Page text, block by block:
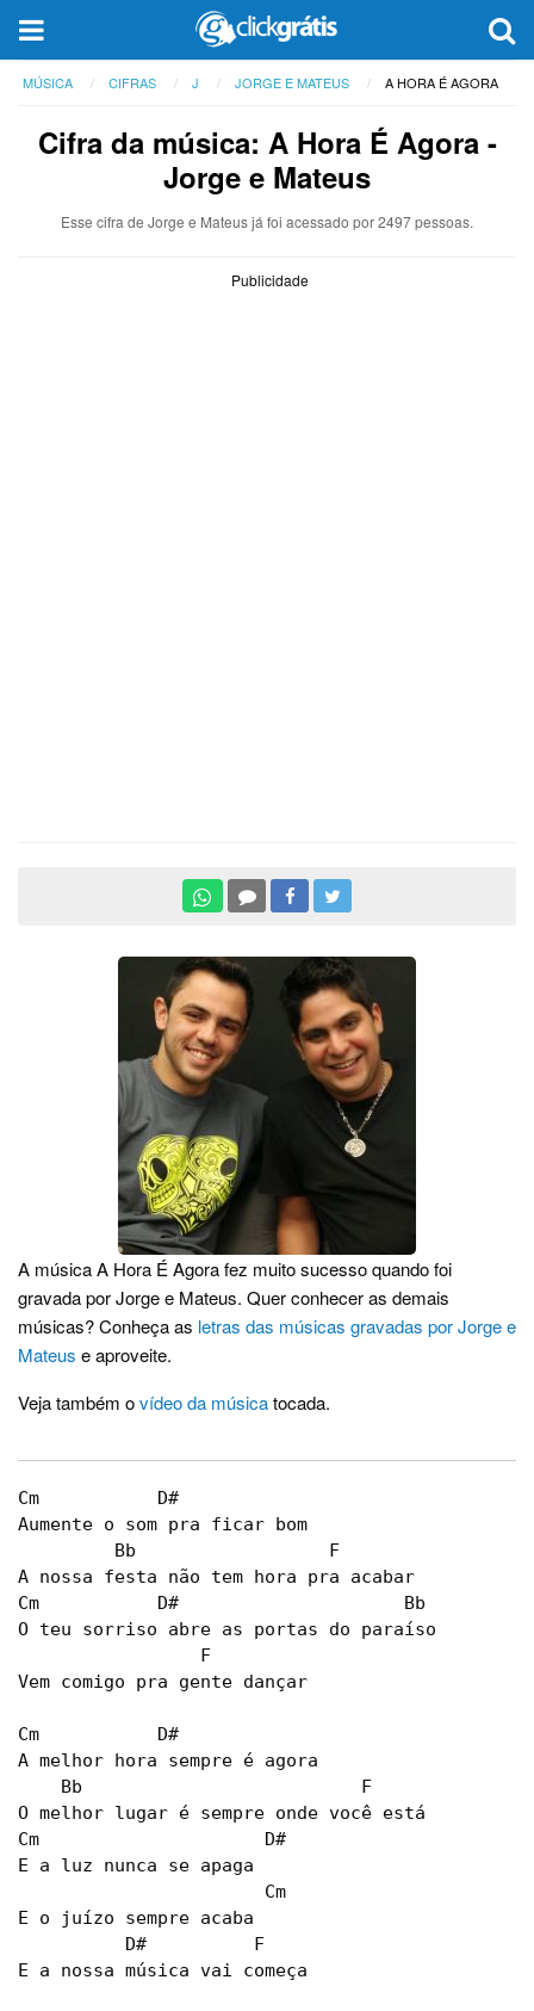
MÚSICA CIFRAS J JORGE E MATEUS A HORA É AGORA
Cifra da música: A Hora É Agora -
Jorge e Mateus
Esse cifra de Jorge e Mateus já foi acessado por 2497 pessoas.
Publicidade
A música A Hora É Agora fez muito sucesso quando foi
gravada por Jorge e Mateus. Quer conhecer as demais
músicas? Conheça as letras das músicas gravadas por Jorge e
Mateus e aproveite.
Veja também ovídeo da músicatocada.
Cm           D#
Aumente o som pra ficar bom
         Bb                  F
A nossa festa não tem hora pra acabar
Cm           D#                     Bb
O teu sorriso abre as portas do paraíso
                 F
Vem comigo pra gente dançar
Cm           D#
A melhor hora sempre é agora
    Bb                          F
O melhor lugar é sempre onde você está
Cm                     D#
E a luz nunca se apaga
                       Cm
E o juízo sempre acaba
          D#          F
E a nossa música vai começa